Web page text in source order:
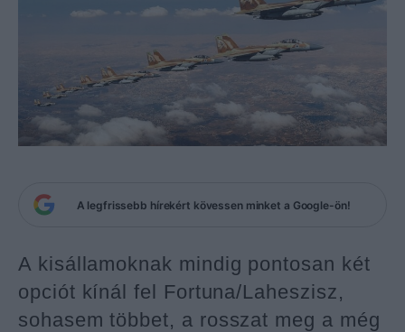
A legfrissebb hírekért kövessen minket a Google-ön!
A kisállamoknak mindig pontosan két
opciót kínál fel Fortuna/Laheszisz,
sohasem többet, a rosszat meg a még